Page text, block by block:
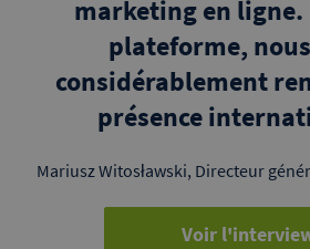
marketing en ligne.
plateforme,
considérablement
présence
Mariusz Witosławski, Directeur
Voir